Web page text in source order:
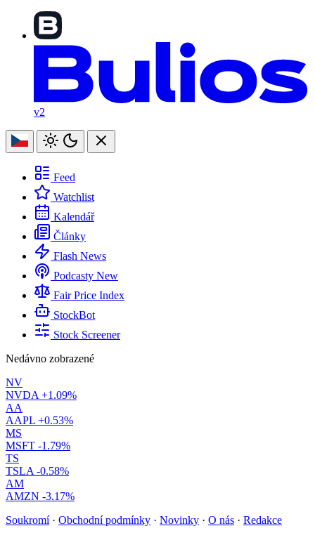
v2
Feed
Watchlist
Kalendář
Články
Flash News
Podcasty New
Fair Price Index
StockBot
Stock Screener
Nedávno zobrazené
NV
NVDA +1.09%
AA
AAPL +0.53%
MS
MSFT -1.79%
TS
TSLA -0.58%
AM
AMZN -3.17%
Soukromí · Obchodní podmínky · Novinky · O nás · Redakce